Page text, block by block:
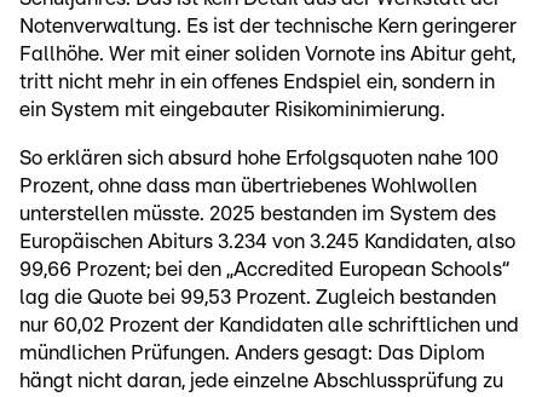
Notenverwaltung. Es ist der technische Kern geringerer
Fallhöhe. Wer mit einer soliden Vornote ins Abitur geht,
tritt nicht mehr in ein offenes Endspiel ein, sondern in
ein System mit eingebauter Risikominimierung.
So erklären sich absurd hohe Erfolgsquoten nahe 100
Prozent, ohne dass man übertriebenes Wohlwollen
unterstellen müsste. 2025 bestanden im System des
Europäischen Abiturs 3.234 von 3.245 Kandidaten, also
99,66 Prozent; bei den „Accredited European Schools“
lag die Quote bei 99,53 Prozent. Zugleich bestanden
nur 60,02 Prozent der Kandidaten alle schriftlichen und
mündlichen Prüfungen. Anders gesagt: Das Diplom
hängt nicht daran, jede einzelne Abschlussprüfung zu